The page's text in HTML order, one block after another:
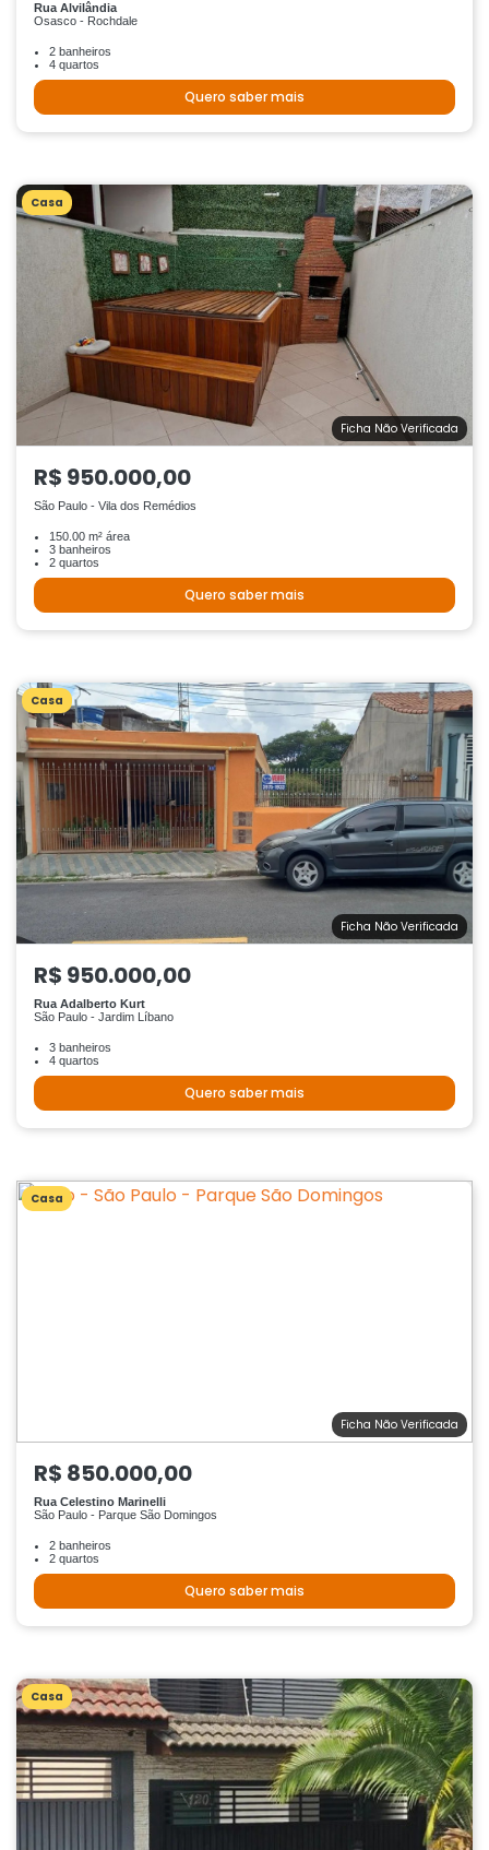
Rua Alvilândia
Osasco - Rochdale
2 banheiros
4 quartos
Quero saber mais
Casa
Ficha Não Verificada
R$ 950.000,00
São Paulo - Vila dos Remédios
150.00 m² área
3 banheiros
2 quartos
Quero saber mais
Casa
Ficha Não Verificada
R$ 950.000,00
Rua Adalberto Kurt
São Paulo - Jardim Líbano
3 banheiros
4 quartos
Quero saber mais
Casa
Ficha Não Verificada
R$ 850.000,00
Rua Celestino Marinelli
São Paulo - Parque São Domingos
2 banheiros
2 quartos
Quero saber mais
Casa